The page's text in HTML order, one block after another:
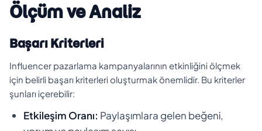
Ölçüm ve Analiz
Başarı Kriterleri
Influencer pazarlama kampanyalarının etkinliğini ölçmek
için belirli başarı kriterleri oluşturmak önemlidir. Bu kriterler
şunları içerebilir:
Etkileşim Oranı: Paylaşımlara gelen beğeni,